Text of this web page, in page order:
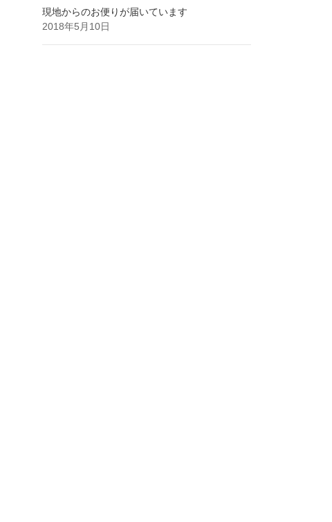
現地からのお便りが届いています
2018年5月10日